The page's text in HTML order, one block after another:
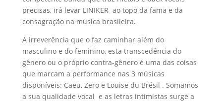
precisas, irá levar LINIKER ao topo da fama e da
consagração na música brasileira.
A irreverência que o faz caminhar além do
masculino e do feminino, esta transcedência do
gênero ou o próprio contra-gênero é uma das coisas
que marcam a performance nas 3 músicas
disponíveis: Caeu, Zero e Louise du Brésil . Somamos
a sua qualidade vocal e as letras intimistas surge a